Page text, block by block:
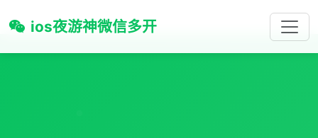
ios夜游神微信多开